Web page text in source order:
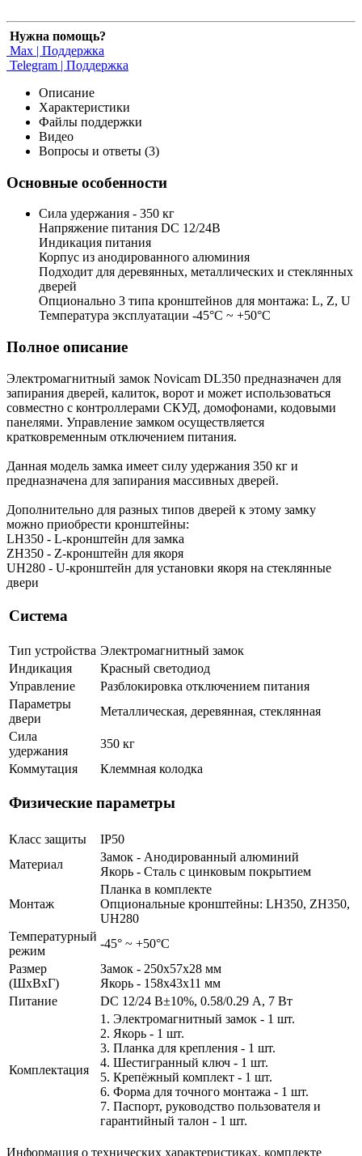
Нужна помощь?
Max | Поддержка
Telegram | Поддержка
Описание
Характеристики
Файлы поддержки
Видео
Вопросы и ответы (3)
Основные особенности
Сила удержания - 350 кг
Напряжение питания DC 12/24В
Индикация питания
Корпус из анодированного алюминия
Подходит для деревянных, металлических и стеклянных
дверей
Опционально 3 типа кронштейнов для монтажа: L, Z, U
Температура эксплуатации -45°С ~ +50°С
Полное описание
Электромагнитный замок Novicam DL350 предназначен для
запирания дверей, калиток, ворот и может использоваться
совместно с контроллерами СКУД, домофонами, кодовыми
панелями. Управление замком осуществляется
кратковременным отключением питания.
Данная модель замка имеет силу удержания 350 кг и
предназначена для запирания массивных дверей.
Дополнительно для разных типов дверей к этому замку
можно приобрести кронштейны:
LH350 - L-кронштейн для замка
ZH350 - Z-кронштейн для якоря
UH280 - U-кронштейн для установки якоря на стеклянные
двери
Система
Тип устройства Электромагнитный замок
Индикация
Красный светодиод
Управление
Разблокировка отключением питания
Параметры
двери
Металлическая, деревянная, стеклянная
Сила
удержания
350 кг
Коммутация
Клеммная колодка
Физические параметры
Класс защиты
IP50
Материал
Замок - Анодированный алюминий
Якорь - Сталь с цинковым покрытием
Монтаж
Планка в комплекте
Опциональные кронштейны: LH350, ZH350,
UH280
Температурный
режим
-45° ~ +50°С
Размер
(ШxВxГ)
Замок - 250x57x28 мм
Якорь - 158x43x11 мм
Питание
DC 12/24 В±10%, 0.58/0.29 А, 7 Вт
Комплектация
1. Электромагнитный замок - 1 шт.
2. Якорь - 1 шт.
3. Планка для крепления - 1 шт.
4. Шестигранный ключ - 1 шт.
5. Крепёжный комплект - 1 шт.
6. Форма для точного монтажа - 1 шт.
7. Паспорт, руководство пользователя и
гарантийный талон - 1 шт.
Информация о технических характеристиках, комплекте